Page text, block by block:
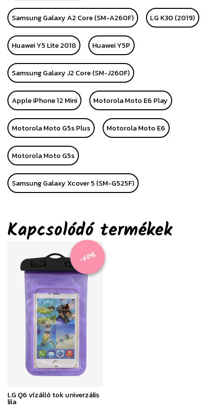
Samsung Galaxy A2 Core (SM-A260F) LG K30 (2019)
Huawei Y5 Lite 2018 Huawei Y5P
Samsung Galaxy J2 Core (SM-J260F)
Apple iPhone 12 Mini Motorola Moto E6 Play
Motorola Moto G5s Plus Motorola Moto E6
Motorola Moto G5s
Samsung Galaxy Xcover 5 (SM-G525F)
Kapcsolódó termékek
-60%
LG Q6 vízálló tok univerzális
lila